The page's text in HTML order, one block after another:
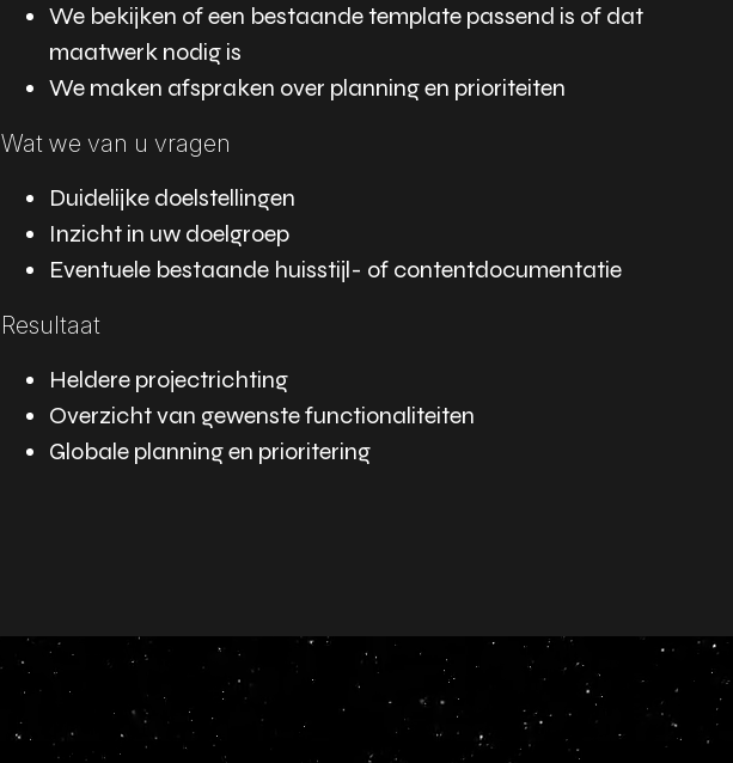
We bekijken of een bestaande template passend is of dat
maatwerk nodig is
We maken afspraken over planning en prioriteiten
Wat we van u vragen
Duidelijke doelstellingen
Inzicht in uw doelgroep
Eventuele bestaande huisstijl- of contentdocumentatie
Resultaat
Heldere projectrichting
Overzicht van gewenste functionaliteiten
Globale planning en prioritering